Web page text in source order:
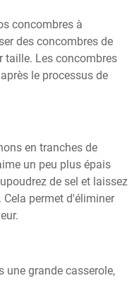
concombres à
des concombres de
taille. Les concombres
le processus de
en tranches de
un peu plus épais
de sel et laissez
Cela permet d'éliminer
une grande casserole,